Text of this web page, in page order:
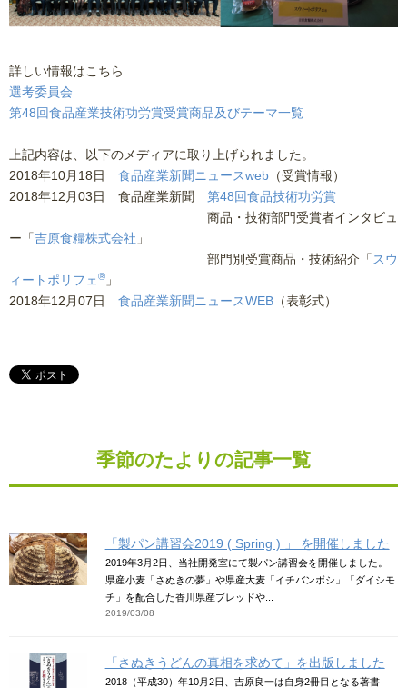
詳しい情報はこちら
選考委員会
第48回食品産業技術功労賞受賞商品及びテーマ一覧
上記内容は、以下のメディアに取り上げられました。
2018年10月18日 食品産業新聞ニュースweb （受賞情報）
2018年12月03日 食品産業新聞 第48回食品技術功労賞
商品・技術部門受賞者インタビュ
ー「吉原食糧株式会社 」
部門別受賞商品・技術紹介「 スウ
ィートポリフェ ® 」
2018年12月07日 食品産業新聞ニュースWEB （表彰式）
季節のたよりの記事一覧
「製パン講習会2019 ( Spring ) 」 を開催しました
2019年3月2日、当社開発室にて製パン講習会を開催しました。
県産小麦「さぬきの夢」や県産大麦「イチバンボシ」「ダイシモ
チ」を配合した香川県産ブレッドや...
2019/03/08
「さぬきうどんの真相を求めて」を出版しました
2018（平成30）年10月2日、吉原良一は自身2冊目となる著書